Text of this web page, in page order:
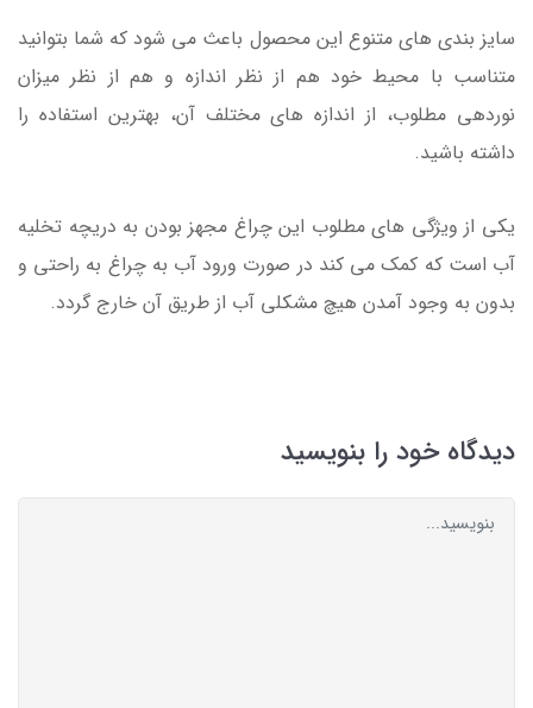
سایز بندی های متنوع این محصول باعث می شود که شما بتوانید
متناسب با محیط خود هم از نظر اندازه و هم از نظر میزان
نوردهی مطلوب، از اندازه های مختلف آن، بهترین استفاده را
داشته باشید.
یکی از ویژگی های مطلوب این چراغ مجهز بودن به دریچه تخلیه
آب است که کمک می کند در صورت ورود آب به چراغ به راحتی و
بدون به وجود آمدن هیچ مشکلی آب از طریق آن خارج گردد.
دیدگاه خود را بنویسید